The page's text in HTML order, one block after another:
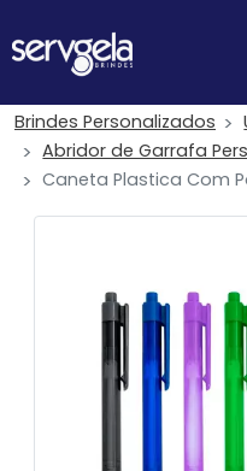
Brindes Personalizados
Abridor de Garrafa
Caneta Plastica Com